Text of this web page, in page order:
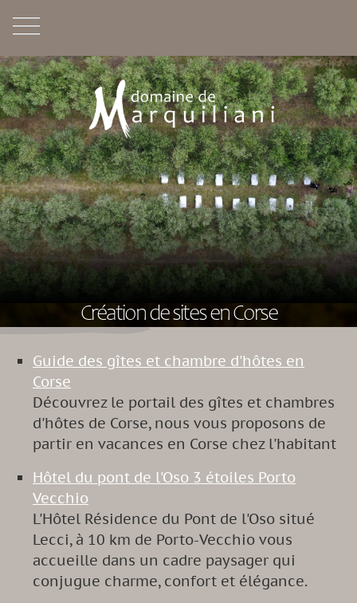
Création de sites en Corse
Guide des gîtes et chambre d'hôtes en
Corse
Découvrez le portail des gîtes et chambres
d'hôtes de Corse, nous vous proposons de
partir en vacances en Corse chez l'habitant
Hôtel du pont de l'Oso 3 étoiles Porto
Vecchio
L'Hôtel Résidence du Pont de l'Oso situé
Lecci, à 10 km de Porto-Vecchio vous
accueille dans un cadre paysager qui
conjugue charme, confort et élégance.